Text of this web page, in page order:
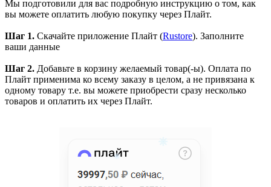
Мы подготовили для вас подробную инструкцию о том, как
вы можете оплатить любую покупку через Плайт.
Шаг 1. Скачайте приложение Плайт (Rustore). Заполните
ваши данные
Шаг 2. Добавьте в корзину желаемый товар(-ы). Оплата по
Плайт применима ко всему заказу в целом, а не привязана к
одному товару т.е. вы можете приобрести сразу несколько
товаров и оплатить их через Плайт.